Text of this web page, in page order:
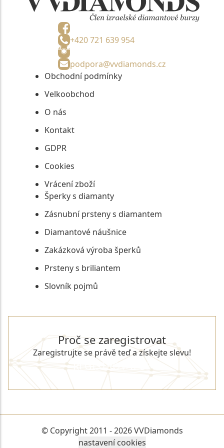
+420 721 639 954
podpora@vvdiamonds.cz
Obchodní podmínky
Velkoobchod
O nás
Kontakt
GDPR
Cookies
Vrácení zboží
Šperky s diamanty
Zásnubní prsteny s diamantem
Diamantové náušnice
Zakázková výroba šperků
Prsteny s briliantem
Slovník pojmů
Proč se zaregistrovat
Zaregistrujte se právě teď a získejte slevu!
REGISTROVAT SE
© Copyright 2011 - 2026 VVDiamonds
nastavení cookies